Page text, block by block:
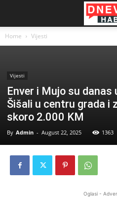
Home Vijesti
Vijesti
Enver i Mujo su danas
Šišali u centru grada i
skoro 2.000 KM
By Admin - August 22, 2025 1363
Oglasi -